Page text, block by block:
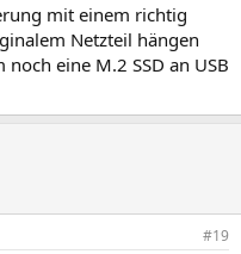
mit einem richtig
Netzteil hängen
eine M.2 SSD an USB
#19